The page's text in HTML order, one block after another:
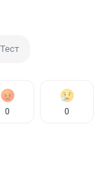
Тест
0 0